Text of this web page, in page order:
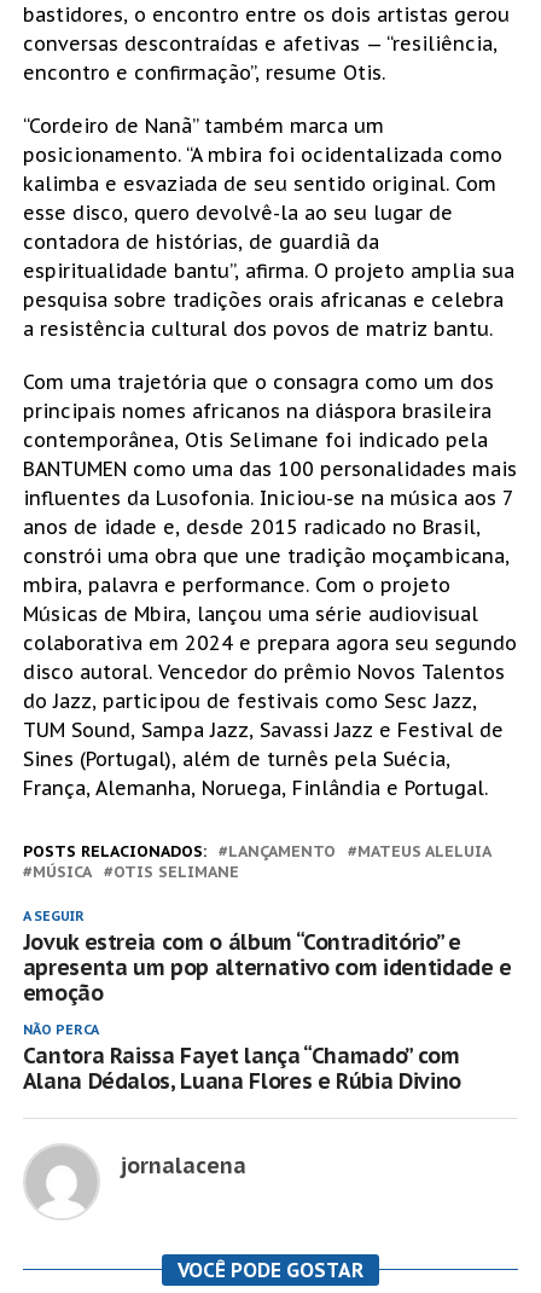
bastidores, o encontro entre os dois artistas gerou
conversas descontraídas e afetivas — “resiliência,
encontro e confirmação”, resume Otis.
“Cordeiro de Nanã” também marca um
posicionamento. “A mbira foi ocidentalizada como
kalimba e esvaziada de seu sentido original. Com
esse disco, quero devolvê-la ao seu lugar de
contadora de histórias, de guardiã da
espiritualidade bantu”, afirma. O projeto amplia sua
pesquisa sobre tradições orais africanas e celebra
a resistência cultural dos povos de matriz bantu.
Com uma trajetória que o consagra como um dos
principais nomes africanos na diáspora brasileira
contemporânea, Otis Selimane foi indicado pela
BANTUMEN como uma das 100 personalidades mais
influentes da Lusofonia. Iniciou-se na música aos 7
anos de idade e, desde 2015 radicado no Brasil,
constrói uma obra que une tradição moçambicana,
mbira, palavra e performance. Com o projeto
Músicas de Mbira, lançou uma série audiovisual
colaborativa em 2024 e prepara agora seu segundo
disco autoral. Vencedor do prêmio Novos Talentos
do Jazz, participou de festivais como Sesc Jazz,
TUM Sound, Sampa Jazz, Savassi Jazz e Festival de
Sines (Portugal), além de turnês pela Suécia,
França, Alemanha, Noruega, Finlândia e Portugal.
POSTS RELACIONADOS: LANÇAMENTO
MATEUS ALELUIA
MÚSICA
OTIS SELIMANE
A SEGUIR
Jovuk estreia com o álbum “Contraditório” e
apresenta um pop alternativo com identidade e
emoção
NÃO PERCA
Cantora Raissa Fayet lança “Chamado” com
Alana Dédalos, Luana Flores e Rúbia Divino
jornalacena
VOCÊ PODE GOSTAR